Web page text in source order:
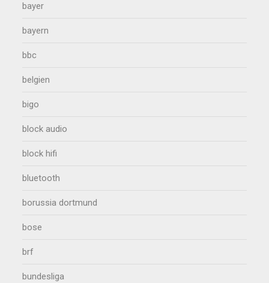
bayer
bayern
bbc
belgien
bigo
block audio
block hifi
bluetooth
borussia dortmund
bose
brf
bundesliga